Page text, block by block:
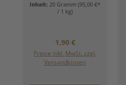
Inhalt: 20 Gramm (95,00 €*
/ 1 kg)
Regulärer Preis:
1,90 €
Preise inkl. MwSt. zzgl.
Versandkosten